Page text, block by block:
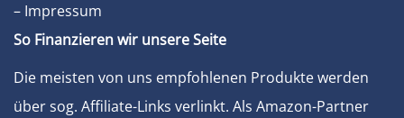
– Impressum
So Finanzieren wir unsere Seite
Die meisten von uns empfohlenen Produkte werden
über sog. Affiliate-Links verlinkt. Als Amazon-Partner